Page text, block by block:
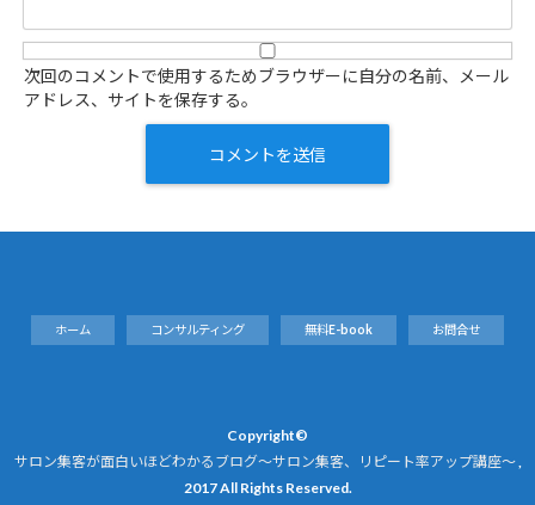
次回のコメントで使用するためブラウザーに自分の名前、メール
アドレス、サイトを保存する。
ホーム コンサルティング 無料E-book お問合せ
Copyright©
サロン集客が面白いほどわかるブログ～サロン集客、リピート率アップ講座～,
2017 All Rights Reserved.